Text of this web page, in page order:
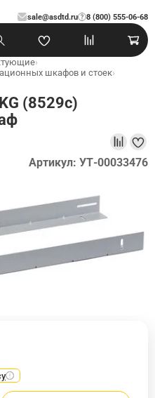
sale@asdtd.ru 8 (800) 555-06-68
?
›
шкафов и стоек›
(8529c)
Артикул: УТ-00033476